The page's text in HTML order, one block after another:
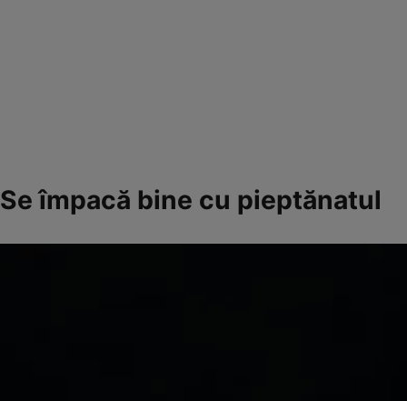
Se împacă bine cu pieptănatul